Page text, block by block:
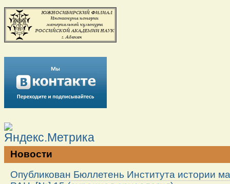
Новости
Опубликован Бюллетень Института истории